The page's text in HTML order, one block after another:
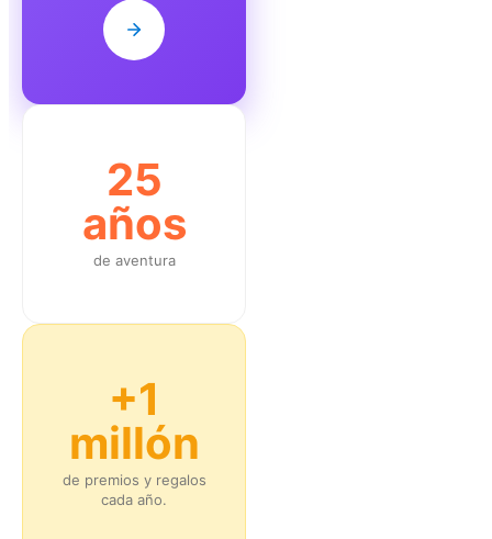
25
años
de aventura
+1
millón
de premios y regalos
cada año.